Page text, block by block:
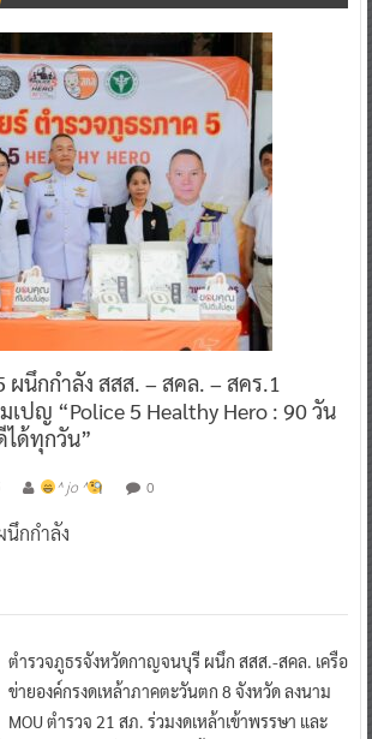
ผนึกกำลัง สสส. – สคล. – สคร.1
เปญ “Police 5 Healthy Hero : 90 วัน
ด้ทุกวัน”
^ jo ^ 0
กกำลัง
ตำรวจภูธรจังหวัดกาญจนบุรี ผนึก สสส.-สคล. เครือ
ข่ายองค์กรงดเหล้าภาคตะวันตก 8 จังหวัด ลงนาม
MOU ตำรวจ 21 สภ. ร่วมงดเหล้าเข้าพรรษา และ